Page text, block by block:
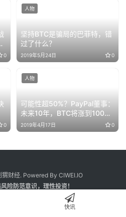
0
坚持BTC是骗局的巴菲特，错
过了什么？
2019年5月24日 0
人物
0
可能性超50%？PayPal董事：
未来10年，BTC将涨到100万
美元
2019年4月17日 0
人物
财经. Powered By CIWEI.IO
险防范意识，理性投资！
快讯